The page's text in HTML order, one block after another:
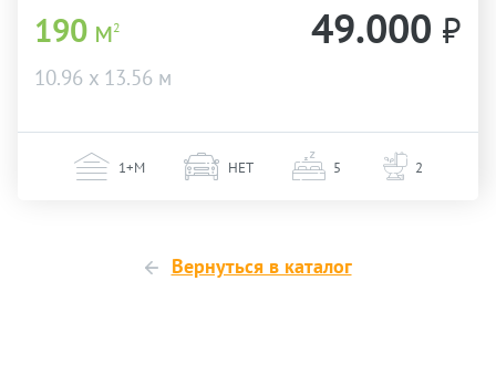
190 м2
10.96 х 13.56 м
49.000 ₽
1+М НЕТ 5 2
Вернуться в каталог